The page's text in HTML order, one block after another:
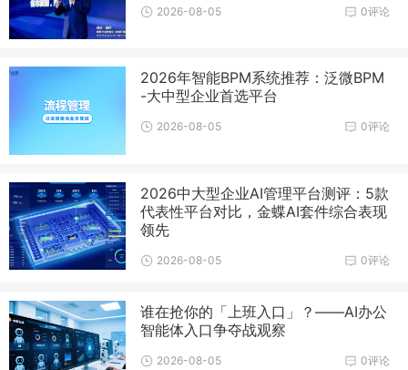
0评论
2026-08-05
2026年智能BPM系统推荐：泛微BPM
-大中型企业首选平台
0评论
2026-08-05
2026中大型企业AI管理平台测评：5款
代表性平台对比，金蝶AI套件综合表现
领先
0评论
2026-08-05
谁在抢你的「上班入口」？——AI办公
智能体入口争夺战观察
0评论
2026-08-05